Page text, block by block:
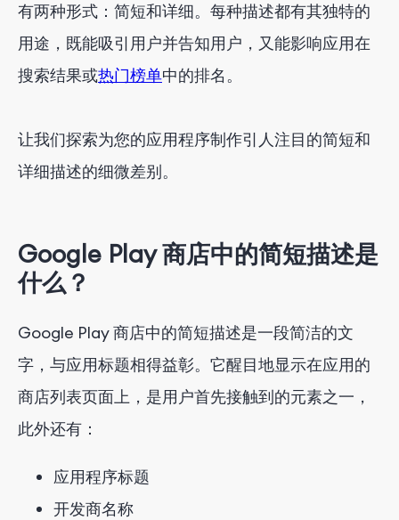
有两种形式：简短和详细。每种描述都有其独特的
用途，既能吸引用户并告知用户，又能影响应用在
搜索结果或热门榜单中的排名。
让我们探索为您的应用程序制作引人注目的简短和
详细描述的细微差别。
Google Play 商店中的简短描述是
什么？
Google Play 商店中的简短描述是一段简洁的文
字，与应用标题相得益彰。它醒目地显示在应用的
商店列表页面上，是用户首先接触到的元素之一，
此外还有：
应用程序标题
开发商名称